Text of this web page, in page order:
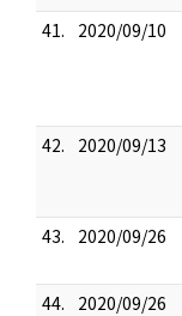
41.
2020/09/10
42.
2020/09/13
43.
2020/09/26
44.
2020/09/26